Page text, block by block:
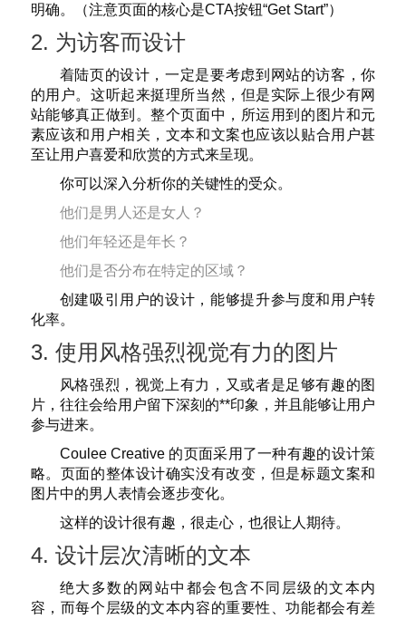
明确。（注意页面的核心是CTA按钮“Get Start”）
2. 为访客而设计
着陆页的设计，一定是要考虑到网站的访客，你
的用户。这听起来挺理所当然，但是实际上很少有网
站能够真正做到。整个页面中，所运用到的图片和元
素应该和用户相关，文本和文案也应该以贴合用户甚
至让用户喜爱和欣赏的方式来呈现。
你可以深入分析你的关键性的受众。
他们是男人还是女人？
他们年轻还是年长？
他们是否分布在特定的区域？
创建吸引用户的设计，能够提升参与度和用户转
化率。
3. 使用风格强烈视觉有力的图片
风格强烈，视觉上有力，又或者是足够有趣的图
片，往往会给用户留下深刻的**印象，并且能够让用户
参与进来。
Coulee Creative 的页面采用了一种有趣的设计策
略。页面的整体设计确实没有改变，但是标题文案和
图片中的男人表情会逐步变化。
这样的设计很有趣，很走心，也很让人期待。
4. 设计层次清晰的文本
绝大多数的网站中都会包含不同层级的文本内
容，而每个层级的文本内容的重要性、功能都会有差